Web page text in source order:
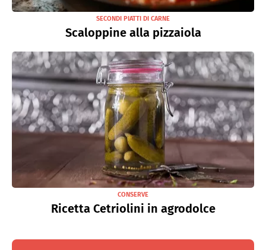
SECONDI PIATTI DI CARNE
Scaloppine alla pizzaiola
CONSERVE
Ricetta Cetriolini in agrodolce